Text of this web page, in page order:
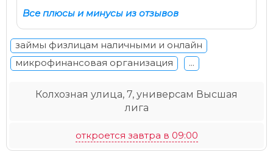
Все плюсы и минусы из отзывов
займы физлицам наличными и онлайн
микрофинансовая организация
...
Колхозная улица, 7, универсам Высшая
лига
откроется завтра в 09:00